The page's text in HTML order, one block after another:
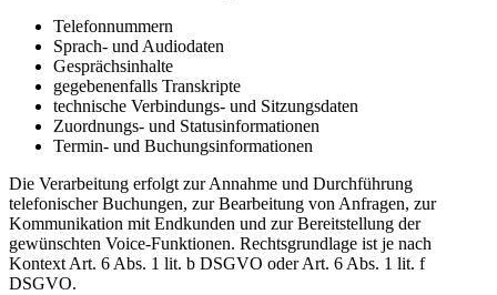
Telefonnummern
Sprach- und Audiodaten
Gesprächsinhalte
gegebenenfalls Transkripte
technische Verbindungs- und Sitzungsdaten
Zuordnungs- und Statusinformationen
Termin- und Buchungsinformationen
Die Verarbeitung erfolgt zur Annahme und Durchführung
telefonischer Buchungen, zur Bearbeitung von Anfragen, zur
Kommunikation mit Endkunden und zur Bereitstellung der
gewünschten Voice-Funktionen. Rechtsgrundlage ist je nach
Kontext Art. 6 Abs. 1 lit. b DSGVO oder Art. 6 Abs. 1 lit. f
DSGVO.